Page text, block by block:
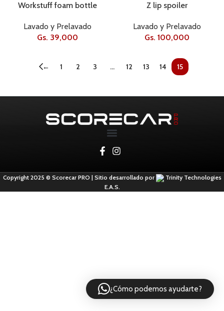
Workstuff foam bottle
Lavado y Prelavado
Gs. 39,000
Z lip spoiler
Lavado y Prelavado
Gs. 100,000
← 1 2 3 … 12 13 14 15
Copyright 2025 © Scorecar PRO | Sitio desarrollado por
Trinity Technologies
E.A.S.
¿Cómo podemos ayudarte?